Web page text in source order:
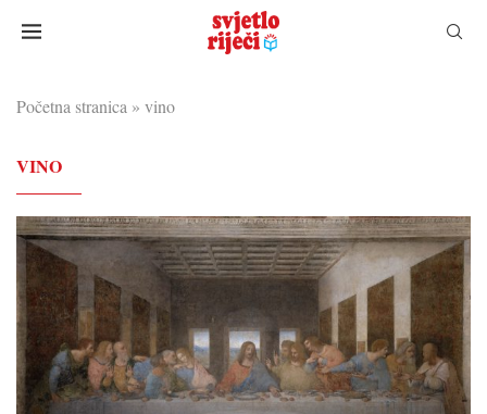
Početna stranica » vino
VINO